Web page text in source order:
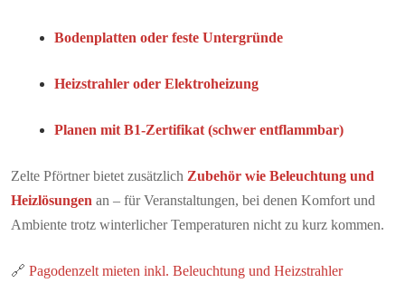
Bodenplatten oder feste Untergründe
Heizstrahler oder Elektroheizung
Planen mit B1-Zertifikat (schwer entflammbar)
Zelte Pförtner bietet zusätzlich Zubehör wie Beleuchtung und
Heizlösungen an – für Veranstaltungen, bei denen Komfort und
Ambiente trotz winterlicher Temperaturen nicht zu kurz kommen.
🔗 Pagodenzelt mieten inkl. Beleuchtung und Heizstrahler